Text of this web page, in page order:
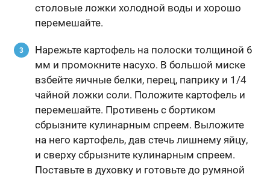
столовые ложки холодной воды и хорошо
перемешайте.
Нарежьте картофель на полоски толщиной 6
мм и промокните насухо. В большой миске
взбейте яичные белки, перец, паприку и 1/4
чайной ложки соли. Положите картофель и
перемешайте. Противень с бортиком
сбрызните кулинарным спреем. Выложите
на него картофель, дав стечь лишнему яйцу,
и сверху сбрызните кулинарным спреем.
Поставьте в духовку и готовьте до румяной